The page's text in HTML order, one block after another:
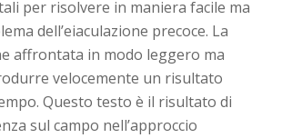
per risolvere in maniera facile ma
dell’eiaculazione precoce. La
affrontata in modo leggero ma
velocemente un risultato
Questo testo è il risultato di
sul campo nell’approccio